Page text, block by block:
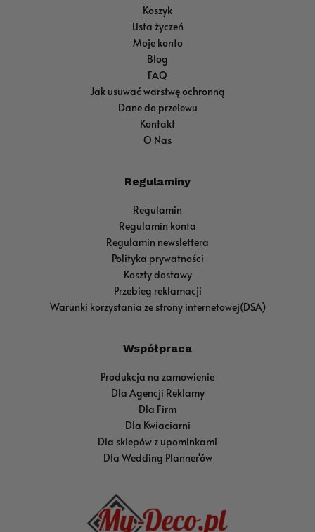
Koszyk
Lista życzeń
Moje konto
Blog
FAQ
Jak usuwać warstwę ochronną
Dane do przelewu
Kontakt
O Nas
Regulaminy
Regulamin
Regulamin konta
Regulamin newslettera
Polityka prywatności
Koszty dostawy
Przebieg reklamacji
Warunki korzystania ze strony internetowej(DSA)
Współpraca
Produkcja na zamowienie
Dla Agencji Reklamy
Dla Firm
Dla Kwiaciarni
Dla sklepów z upominkami
Dla Wedding Planner'ów